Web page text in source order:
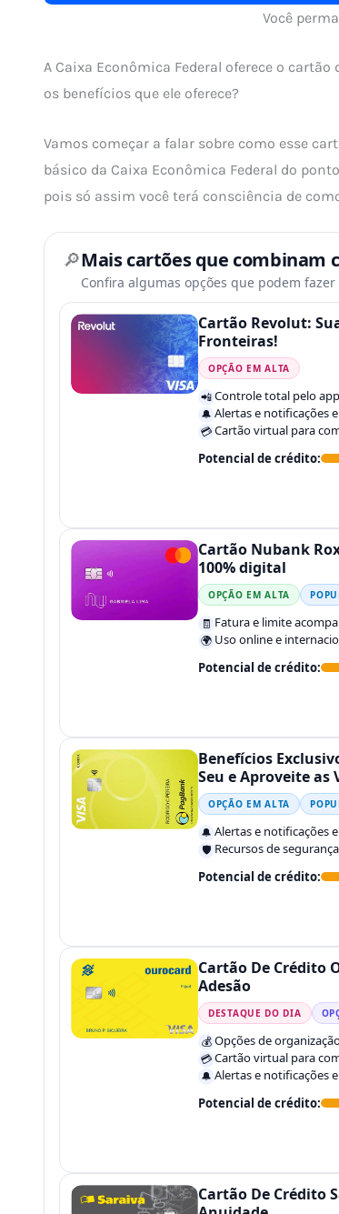
Você
A Caixa Econômica Federal oferece o
os benefícios que ele oferece?
Vamos começar a falar sobre como esse
básico da Caixa Econômica Federal do
pois só assim você terá consciência de
🔎Mais cartões que combinam
Confira algumas opções que podem
Cartão Revolut:
Fronteiras!
OPÇÃO EM ALTA
📲Controle total pelo app
🔔 Alertas e notificações
💳Cartão virtual para
Potencial de crédito:
Cartão Nubank
100% digital
OPÇÃO EM ALTA
🧾 Fatura e limite
🌍 Uso online e
Potencial de crédito:
Benefícios
Seu e Aproveite as
OPÇÃO EM ALTA
🔔 Alertas e notificações
🛡️ Recursos de
Potencial de crédito:
Cartão De Crédito
Adesão
DESTAQUE DO DIA
💰 Opções de
💳Cartão virtual para
🔔 Alertas e notificações
Potencial de crédito:
Cartão De Crédito